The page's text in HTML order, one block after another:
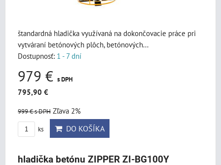
štandardná hladička využívaná na dokončovacie práce pri
vytváraní betónových plôch, betónových...
Dostupnosť: 1 - 7 dní
979 € s DPH
795,90 €
999 €s DPH Zľava 2%
ks DO KOŠÍKA
hladička betónu ZIPPER ZI-BG100Y